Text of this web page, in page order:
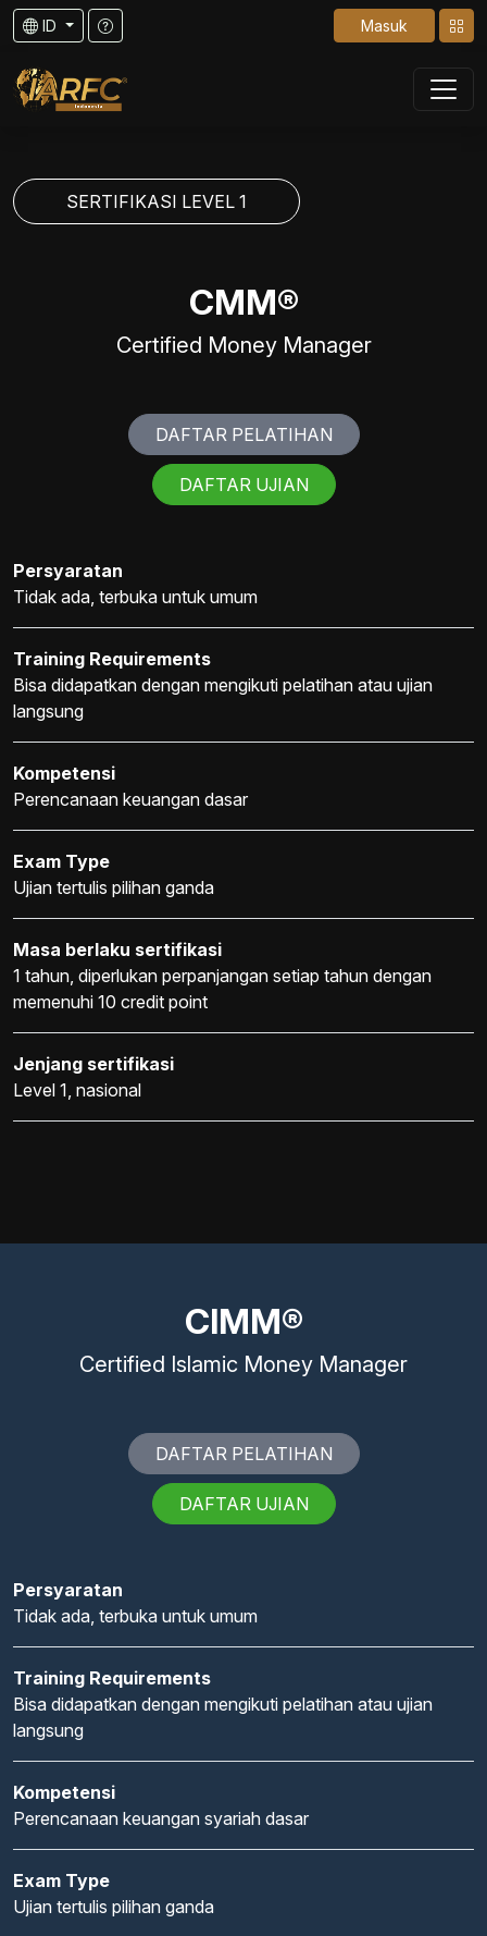
ID Masuk
SERTIFIKASI LEVEL 1
CMM®
Certified Money Manager
DAFTAR PELATIHAN
DAFTAR UJIAN
Persyaratan
Tidak ada, terbuka untuk umum
Training Requirements
Bisa didapatkan dengan mengikuti pelatihan atau ujian
langsung
Kompetensi
Perencanaan keuangan dasar
Exam Type
Ujian tertulis pilihan ganda
Masa berlaku sertifikasi
1 tahun, diperlukan perpanjangan setiap tahun dengan
memenuhi 10 credit point
Jenjang sertifikasi
Level 1, nasional
CIMM®
Certified Islamic Money Manager
DAFTAR PELATIHAN
DAFTAR UJIAN
Persyaratan
Tidak ada, terbuka untuk umum
Training Requirements
Bisa didapatkan dengan mengikuti pelatihan atau ujian
langsung
Kompetensi
Perencanaan keuangan syariah dasar
Exam Type
Ujian tertulis pilihan ganda